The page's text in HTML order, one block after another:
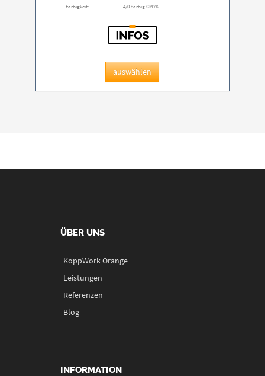
Farbigkeit:
4/0-farbig CMYK
auswählen
ÜBER UNS
KoppWork Orange
Leistungen
Referenzen
Blog
INFORMATION